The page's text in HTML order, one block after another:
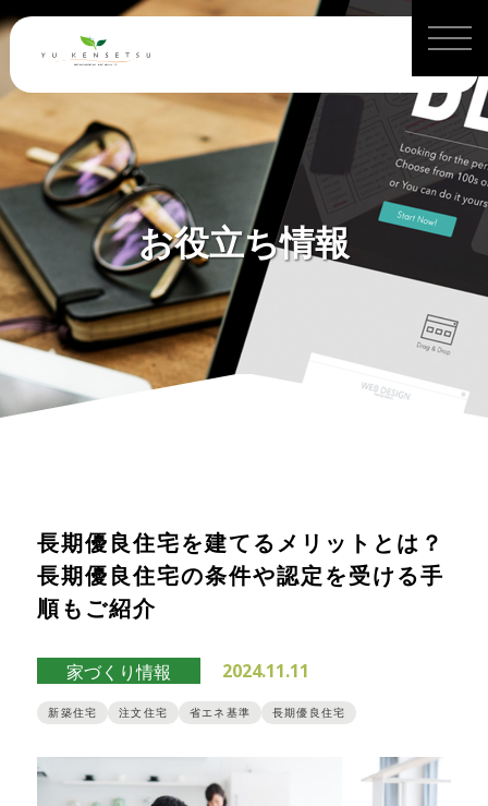
お役立ち情報
長期優良住宅を建てるメリットとは？
長期優良住宅の条件や認定を受ける手
順もご紹介
家づくり情報 2024.11.11
新築住宅 注文住宅 省エネ基準 長期優良住宅